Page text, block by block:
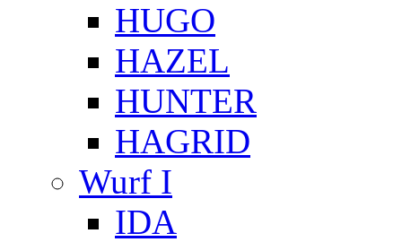
HUGO
HAZEL
HUNTER
HAGRID
Wurf I
IDA